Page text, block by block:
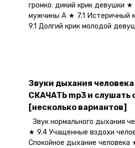
громко: дикий крик девушки ★
мужчины А ★ 7.1 Истеричный
9.1 Долгий крик молодой
Звуки дыхания человека
СКАЧАТЬ mp3 и слушать
[несколько вариантов]
Звук нормального дыхания
★ 9.4 Учащенные вздохи
Спокойное дыхание